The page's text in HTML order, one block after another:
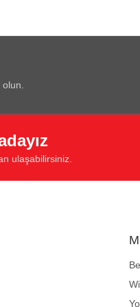
ulaşabilirsiniz.